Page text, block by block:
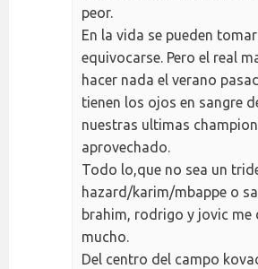
peor.
En la vida se pueden
equivocarse. Pero el real
hacer nada el verano
tienen los ojos en sangre
nuestras ultimas
aprovechado.
Todo lo,que no sea un
hazard/karim/mbappe o
brahim, rodrigo y jovic me
mucho.
Del centro del campo